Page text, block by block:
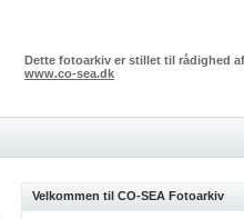
Dette fotoarkiv er stillet til rådighed
www.co-sea.dk
Velkommen til CO-SEA Fotoarkiv